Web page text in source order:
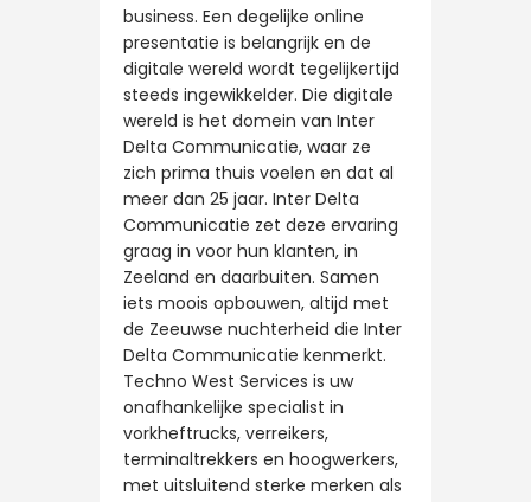
business. Een degelijke online
presentatie is belangrijk en de
digitale wereld wordt tegelijkertijd
steeds ingewikkelder. Die digitale
wereld is het domein van Inter
Delta Communicatie, waar ze
zich prima thuis voelen en dat al
meer dan 25 jaar. Inter Delta
Communicatie zet deze ervaring
graag in voor hun klanten, in
Zeeland en daarbuiten. Samen
iets moois opbouwen, altijd met
de Zeeuwse nuchterheid die Inter
Delta Communicatie kenmerkt.
Techno West Services is uw
onafhankelijke specialist in
vorkheftrucks, verreikers,
terminaltrekkers en hoogwerkers,
met uitsluitend sterke merken als